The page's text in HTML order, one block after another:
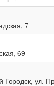
7
69
Городок, ул.